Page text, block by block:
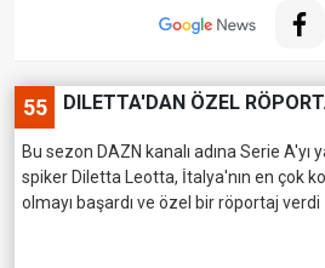
55 DILETTA'DAN ÖZEL
Bu sezon DAZN kanalı adına Serie A'yı
spiker Diletta Leotta, İtalya'nın en çok
olmayı başardı ve özel bir röportaj verdi